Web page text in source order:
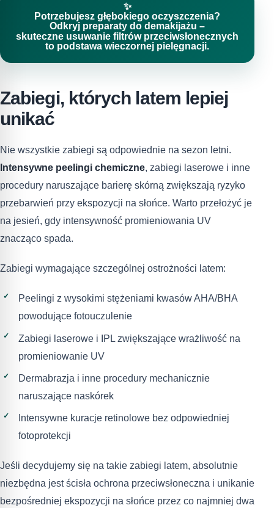
✨
Potrzebujesz głębokiego oczyszczenia?
Odkryj preparaty do demakijażu –
skuteczne usuwanie filtrów przeciwsłonecznych
to podstawa wieczornej pielęgnacji.
Zabiegi, których latem lepiej
unikać
Nie wszystkie zabiegi są odpowiednie na sezon letni.
Intensywne peelingi chemiczne, zabiegi laserowe i inne
procedury naruszające barierę skórną zwiększają ryzyko
przebarwień przy ekspozycji na słońce. Warto przełożyć je
na jesień, gdy intensywność promieniowania UV
znacząco spada.
Zabiegi wymagające szczególnej ostrożności latem:
Peelingi z wysokimi stężeniami kwasów AHA/BHA
powodujące fotouczulenie
Zabiegi laserowe i IPL zwiększające wrażliwość na
promieniowanie UV
Dermabrazja i inne procedury mechanicznie
naruszające naskórek
Intensywne kuracje retinolowe bez odpowiedniej
fotoprotekcji
Jeśli decydujemy się na takie zabiegi latem, absolutnie
niezbędna jest ścisła ochrona przeciwsłoneczna i unikanie
bezpośredniej ekspozycji na słońce przez co najmniej dwa